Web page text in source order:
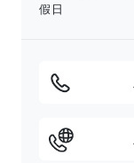
假日